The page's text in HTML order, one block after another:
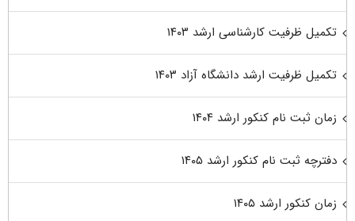
تکمیل ظرفیت کارشناسی ارشد ۱۴۰۳
تکمیل ظرفیت ارشد دانشگاه آزاد ۱۴۰۳
زمان ثبت نام کنکور ارشد ۱۴۰۴
دفترچه ثبت نام کنکور ارشد ۱۴۰۵
زمان کنکور ارشد ۱۴۰۵